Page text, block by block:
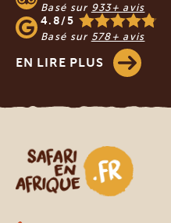
Basé sur 933+ avis
4.8/5
Basé sur 578+ avis
EN LIRE PLUS
Safari en Afrique